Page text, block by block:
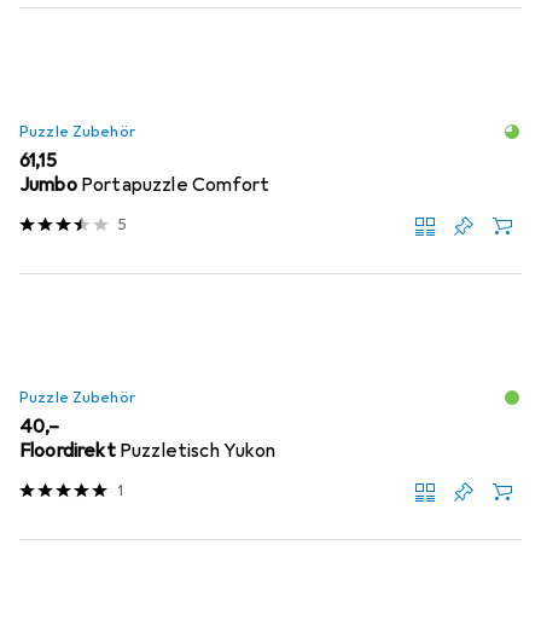
Puzzle Zubehör
EUR
61,15
Jumbo Portapuzzle Comfort
5
Puzzle Zubehör
EUR
40,–
Floordirekt Puzzletisch Yukon
1